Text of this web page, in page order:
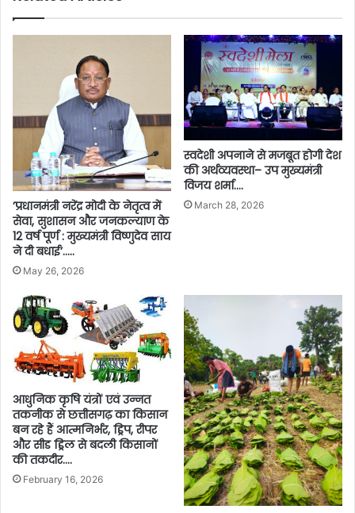
’प्रधानमंत्री नरेंद्र मोदी के नेतृत्व में
सेवा, सुशासन और जनकल्याण के
12 वर्ष पूर्ण : मुख्यमंत्री विष्णुदेव साय
ने दी बधाई’…..
May 26, 2026
स्वदेशी अपनाने से मजबूत होगी देश
की अर्थव्यवस्था– उप मुख्यमंत्री
विजय शर्मा….
March 28, 2026
आधुनिक कृषि यंत्रों एवं उन्नत
तकनीक से छत्तीसगढ़ का किसान
बन रहे हैं आत्मनिर्भर, ड्रिप, रीपर
और सीड ड्रिल से बदली किसानों
की तकदीर….
February 16, 2026